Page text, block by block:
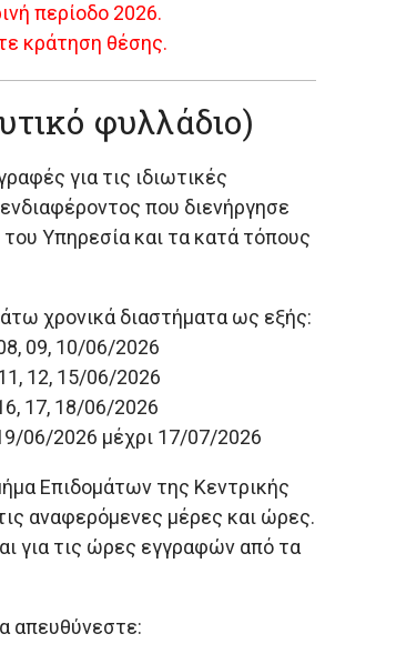
περίοδο 2026.
κράτηση θέσης.
φυλλάδιο)
για τις ιδιωτικές
που διενήργησε
Υπηρεσία και τα κατά τόπους
χρονικά διαστήματα ως εξής:
09, 10/06/2026
12, 15/06/2026
17, 18/06/2026
06/2026 μέχρι 17/07/2026
Επιδομάτων της Κεντρικής
αναφερόμενες μέρες και ώρες.
για τις ώρες εγγραφών από τα
απευθύνεστε: